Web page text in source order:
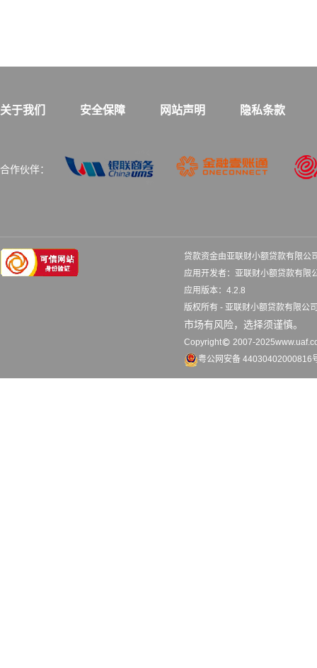
关于我们 安全保障 网站声明 隐私条款
合作伙伴：
贷款资金由亚联财小额贷款有限公
应用开发者：亚联财小额贷
应用版本：4.2.8
版权所有 - 亚联财小额贷款有限公
市场有风险，选择须谨慎。
Copyright
2007-
粤公网安备 44030402000816